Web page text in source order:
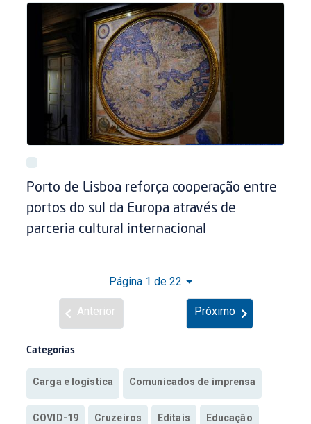
Porto de Lisboa reforça cooperação entre
portos do sul da Europa através de
parceria cultural internacional
Página 1 de 22
Anterior Próximo
Categorias
Carga e logística Comunicados de imprensa
COVID-19 Cruzeiros Editais Educação